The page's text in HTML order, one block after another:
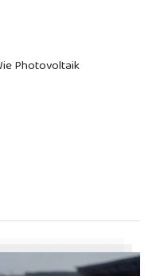
Photovoltaik